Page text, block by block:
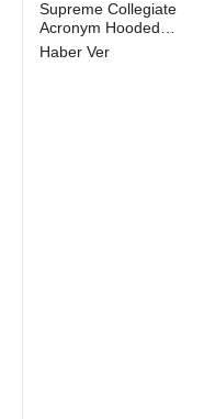
Supreme Collegiate
Acronym Hooded
Sweatshirt Heather Grey
Haber Ver